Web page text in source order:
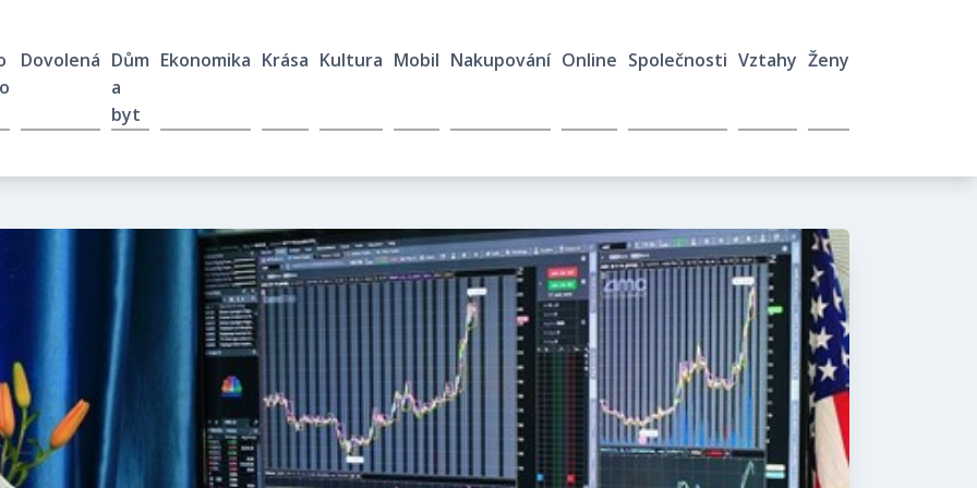
Dovolená Dům
a
byt
Ekonomika Krása Kultura Mobil Nakupování Online Společnosti Vztahy Ženy